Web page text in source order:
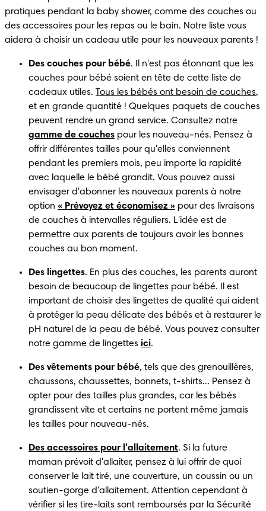
pratiques pendant la baby shower, comme des couches ou
des accessoires pour les repas ou le bain. Notre liste vous
aidera à choisir un cadeau utile pour les nouveaux parents !
Des couches pour bébé. Il n'est pas étonnant que les
couches pour bébé soient en tête de cette liste de
cadeaux utiles. Tous les bébés ont besoin de couches,
et en grande quantité ! Quelques paquets de couches
gamme de couches pour les nouveau-nés. Pensez à
offrir différentes tailles pour qu'elles conviennent
pendant les premiers mois, peu importe la rapidité
avec laquelle le bébé grandit. Vous pouvez aussi
envisager d'abonner les nouveaux parents à notre
option « Prévoyez et économisez » pour des livraisons
de couches à intervalles réguliers. L'idée est de
permettre aux parents de toujours avoir les bonnes
couches au bon moment.
Des lingettes. En plus des couches, les parents auront
besoin de beaucoup de lingettes pour bébé. Il est
important de choisir des lingettes de qualité qui aident
à protéger la peau délicate des bébés et à restaurer le
pH naturel de la peau de bébé. Vous pouvez consulter
notre gamme de lingettes ici.
Des vêtements pour bébé, tels que des grenouillères,
chaussons, chaussettes, bonnets, t-shirts... Pensez à
opter pour des tailles plus grandes, car les bébés
grandissent vite et certains ne portent même jamais
les tailles pour nouveau-nés.
Des accessoires pour l'allaitement. Si la future
maman prévoit d'allaiter, pensez à lui offrir de quoi
conserver le lait tiré, une couverture, un coussin ou un
soutien-gorge d'allaitement. Attention cependant à
vérifier si les tire-laits sont remboursés par la Sécurité